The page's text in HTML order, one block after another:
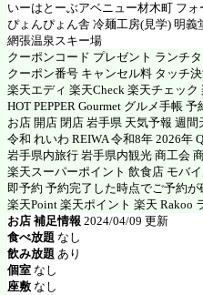
いーはとーぶアベニュー材木町 フ
ぴょんぴょん舎 冷麺工房(見学) 明
網張温泉スキー場
クーポンコード プレゼント ランチ
クーポン番号 キャンセル料 タッチ
楽天エディ 楽天Check 楽天チェッ
HOT PEPPER Gourmet グルメ手帳
お店 開店 閉店 岩手県 天気予報 週
令和 れいわ REIWA 令和8年 2026年
岩手県内旅行 岩手県内観光 商工会
楽天スーパーポイント 飲食店 モバ
即予約 予約完了した時点でご予約
楽天Point 楽天ポイント 楽天 Rakoo
お店 補足情報 2024/04/09 更新
食べ放題 なし
飲み放題 あり
個室 なし
座敷 なし